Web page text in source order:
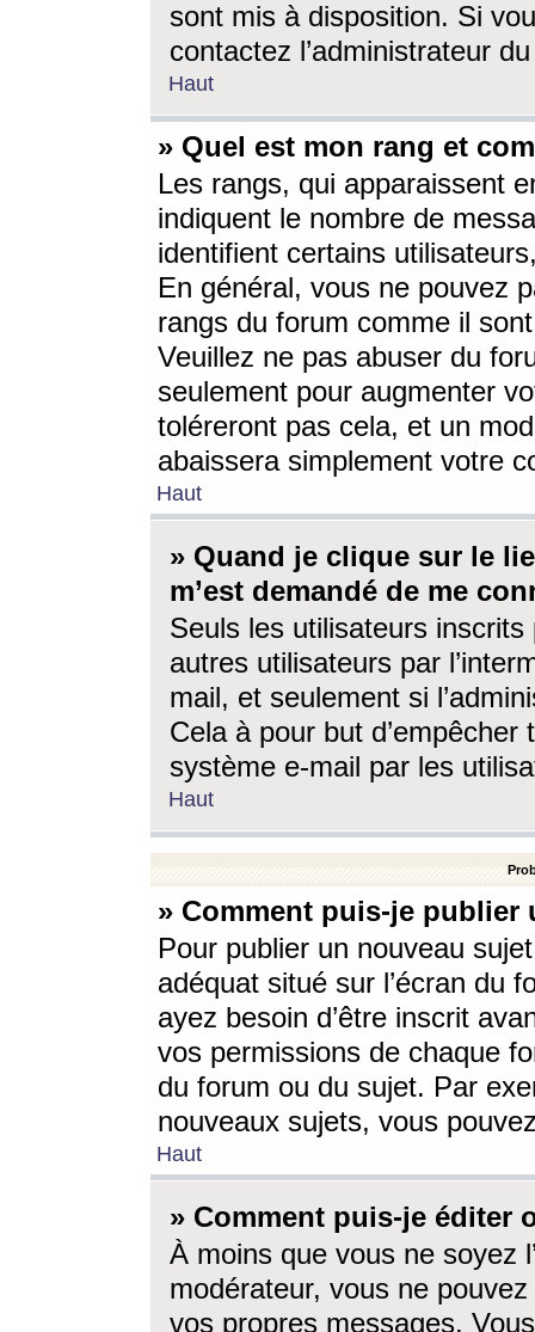
sont mis à disposition. Si
contactez l’administrateur
Haut
» Quel est mon rang et
Les rangs, qui apparaissent
indiquent le nombre de
identifient certains
En général, vous ne pouvez
rangs du forum comme il
Veuillez ne pas abuser du
seulement pour augmenter
toléreront pas cela, et un
abaissera simplement votre
Haut
» Quand je clique sur le
m’est demandé de me
Seuls les utilisateurs
autres utilisateurs par
mail, et seulement si
Cela à pour but
système e-mail par les
Haut
» Comment puis-je
Pour publier un nouveau
adéquat situé sur l’écran du
ayez besoin d’être inscrit
vos permissions de chaque
du forum ou du sujet. Par
nouveaux sujets, vous
Haut
» Comment puis-je éditer
À moins que vous ne soyez
modérateur, vous ne
vos propres messages.